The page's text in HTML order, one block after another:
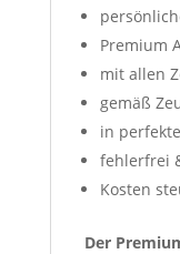
Premium
mit allen
gemäß
in
fehlerfrei
Kosten
Der